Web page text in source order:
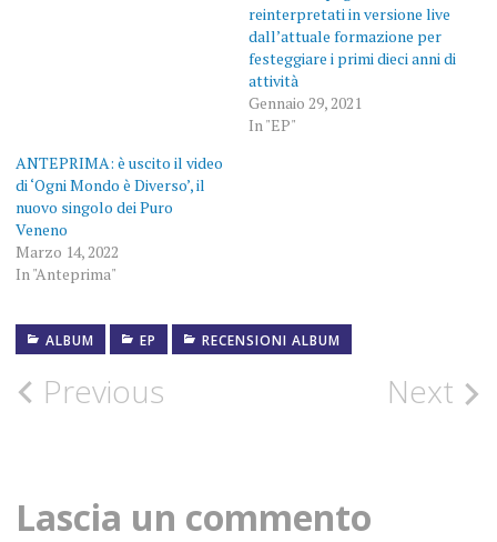
reinterpretati in versione live
dall’attuale formazione per
festeggiare i primi dieci anni di
attività
Gennaio 29, 2021
In "EP"
ANTEPRIMA: è uscito il video
di ‘Ogni Mondo è Diverso’, il
nuovo singolo dei Puro
Veneno
Marzo 14, 2022
In "Anteprima"
ALBUM EP RECENSIONI ALBUM
ALKA
RECORD
Post
Previous Next
Lascia un commento